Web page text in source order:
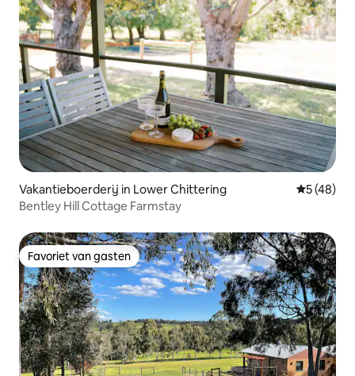
Vakantieboerderij in Lower Chittering
5 (48)
Bentley Hill Cottage Farmstay
Favoriet van gasten
Favoriet van gasten